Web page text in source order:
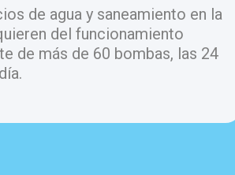
de agua y saneamiento en la
del funcionamiento
de más de 60 bombas, las 24